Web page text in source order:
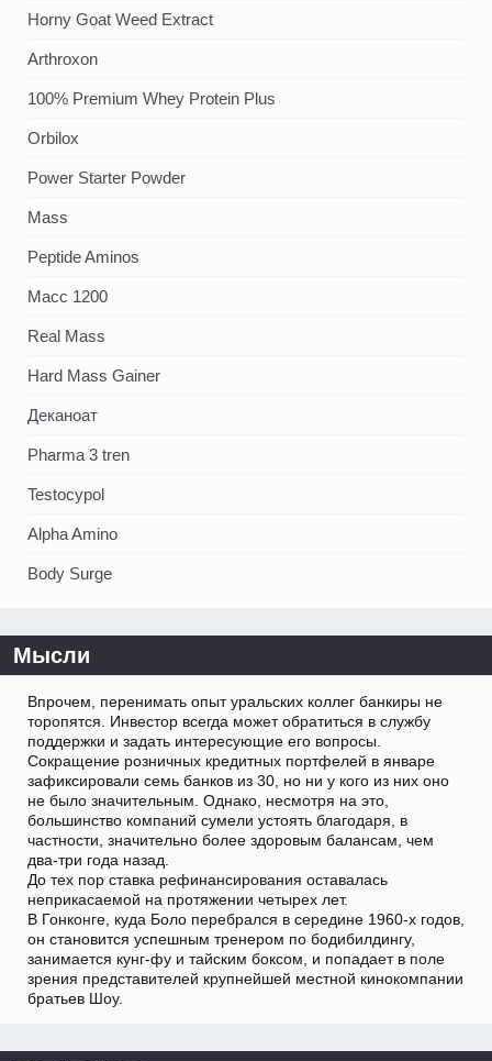
Horny Goat Weed Extract
Arthroxon
100% Premium Whey Protein Plus
Orbilox
Power Starter Powder
Mass
Peptide Aminos
Масс 1200
Real Mass
Hard Mass Gainer
Деканоат
Pharma 3 tren
Testocypol
Alpha Amino
Body Surge
Мысли
Впрочем, перенимать опыт уральских коллег банкиры не
торопятся. Инвестор всегда может обратиться в службу
поддержки и задать интересующие его вопросы.
Сокращение розничных кредитных портфелей в январе
зафиксировали семь банков из 30, но ни у кого из них оно
не было значительным. Однако, несмотря на это,
большинство компаний сумели устоять благодаря, в
частности, значительно более здоровым балансам, чем
два-три года назад.
До тех пор ставка рефинансирования оставалась
неприкасаемой на протяжении четырех лет.
В Гонконге, куда Боло перебрался в середине 1960-х годов,
он становится успешным тренером по бодибилдингу,
занимается кунг-фу и тайским боксом, и попадает в поле
зрения представителей крупнейшей местной кинокомпании
братьев Шоу.